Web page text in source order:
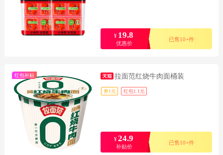
¥ 19.8
优惠价
已售10+件
红包补贴 拉面范红烧牛肉面桶装
券1元 红包1.1元
¥ 24.9
补贴价
已售10+件